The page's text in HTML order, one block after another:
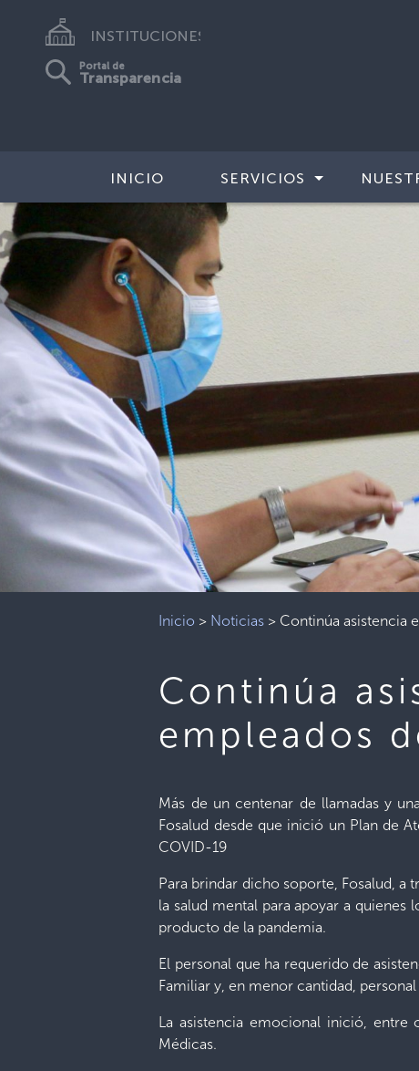
INSTITUCIONES
Portal de
Transparencia
INICIO SERVICIOS
Inicio > Noticias > Continúa asistencia
Continúa
empleados
Más de un centenar de llamadas y
Fosalud desde que inició un Plan de
COVID-19
Para brindar dicho soporte, Fosalud, a
la salud mental para apoyar a
producto de la pandemia.
El personal que ha requerido de
Familiar y, en menor cantidad,
La asistencia emocional inició, entre
Médicas.